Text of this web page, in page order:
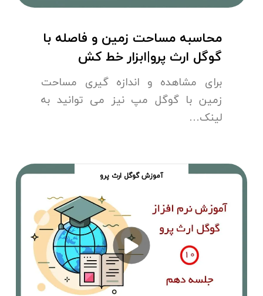
محاسبه مساحت زمین و فاصله با
گوگل ارث پرو|ابزار خط کش
برای مشاهده و اندازه گیری مساحت
زمین با گوگل مپ نیز می توانید به
لینک…
آموزش گوگل ارث پرو